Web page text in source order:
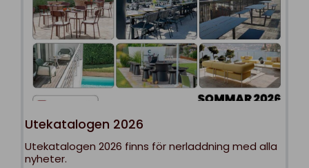
Utekatalogen 2026
Utekatalogen 2026 finns för nerladdning med alla
nyheter.